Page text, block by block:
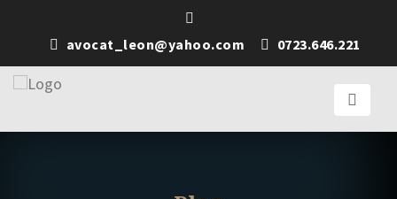
avocat_leon@yahoo.com 0723.646.221